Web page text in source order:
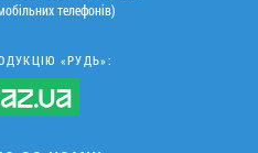
телефонів)
«РУДЬ»: